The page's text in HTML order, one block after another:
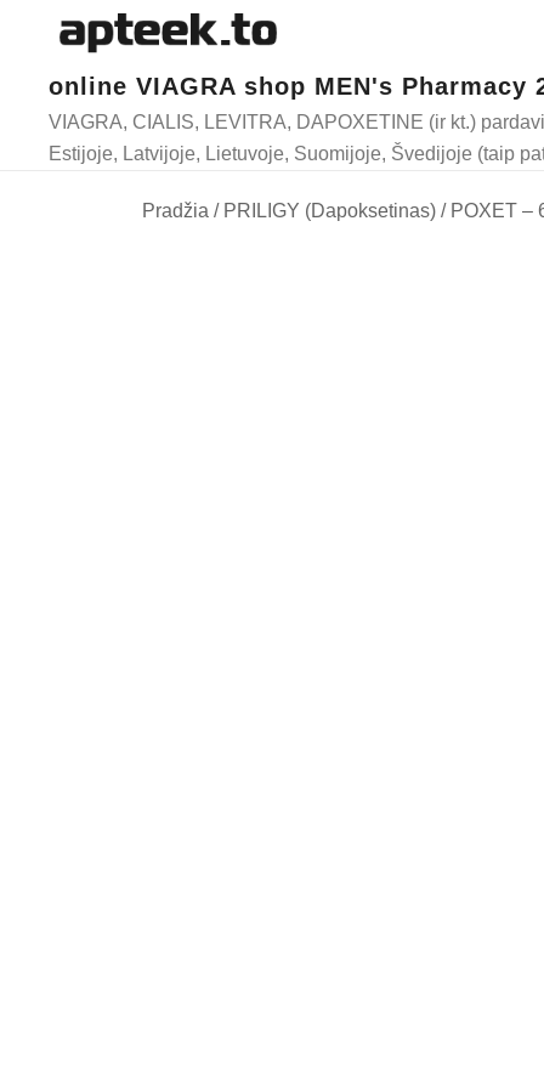
online VIAGRA shop MEN's Pharmacy
VIAGRA, CIALIS, LEVITRA, DAPOXETINE (ir kt.)
Estijoje, Latvijoje, Lietuvoje, Suomijoje, Švedijoje (taip
Pradžia / PRILIGY (Dapoksetinas) / POXET –